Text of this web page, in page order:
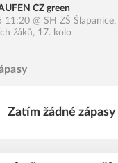
CZ green
11:20 @ SH ZŠ Šlapanice,
žáků, 17. kolo
Zatím žádné zápasy